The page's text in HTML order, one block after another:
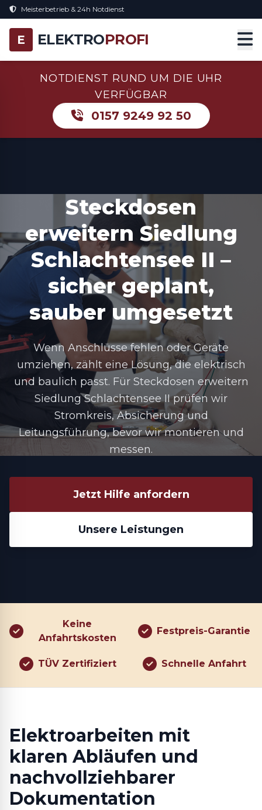
Meisterbetrieb & 24h Notdienst
E ELEKTROPROFI
NOTDIENST RUND UM DIE UHR
VERFÜGBAR
0157 9249 92 50
Steckdosen
erweitern Siedlung
Schlachtensee II –
sicher geplant,
sauber umgesetzt
Wenn Anschlüsse fehlen oder Geräte
umziehen, zählt eine Lösung, die elektrisch
und baulich passt. Für Steckdosen erweitern
Siedlung Schlachtensee II prüfen wir
Stromkreis, Absicherung und
Leitungsführung, bevor wir montieren und
messen.
Jetzt Hilfe anfordern
Unsere Leistungen
Keine
Anfahrtskosten
Festpreis-Garantie
TÜV Zertifiziert Schnelle Anfahrt
Elektroarbeiten mit
klaren Abläufen und
nachvollziehbarer
Dokumentation